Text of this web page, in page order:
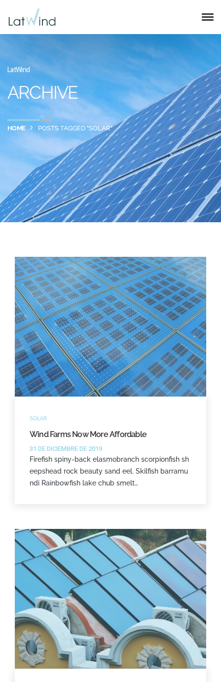
LatWind
ARCHIVE
HOME POSTS TAGGED "SOLAR"
SOLAR
Wind Farms Now More Affordable
31 DE DICIEMBRE DE 2019
Firefish spiny-back elasmobranch scorpionfish sh
eepshead rock beauty sand eel. Skilfish barramu
ndi Rainbowfish lake chub smelt…